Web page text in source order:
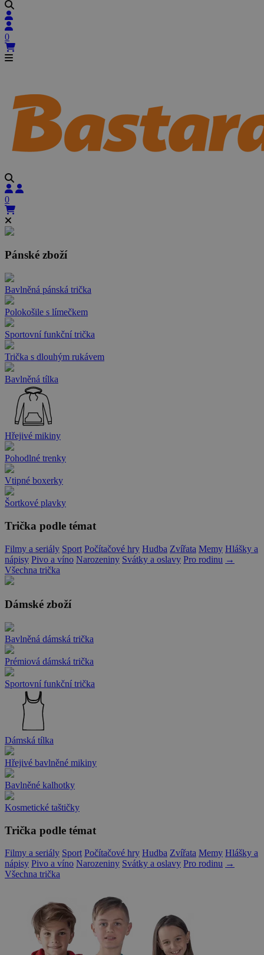
0
0
Pánské zboží
Bavlněná pánská trička
Polokošile s límečkem
Sportovní funkční trička
Trička s dlouhým rukávem
Bavlněná tílka
Hřejivé mikiny
Pohodlné trenky
Vtipné boxerky
Šortkové plavky
Trička podle témat
Filmy a seriály Sport Počítačové hry Hudba Zvířata Memy Hlášky a
nápisy Pivo a víno Narozeniny Svátky a oslavy Pro rodinu →
Všechna trička
Dámské zboží
Bavlněná dámská trička
Prémiová dámská trička
Sportovní funkční trička
Dámská tílka
Hřejivé bavlněné mikiny
Bavlněné kalhotky
Kosmetické taštičky
Trička podle témat
Filmy a seriály Sport Počítačové hry Hudba Zvířata Memy Hlášky a
nápisy Pivo a víno Narozeniny Svátky a oslavy Pro rodinu →
Všechna trička